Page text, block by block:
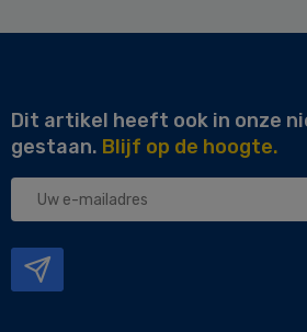
Dit artikel heeft ook in onze
gestaan. Blijf op de hoogte.
Uw